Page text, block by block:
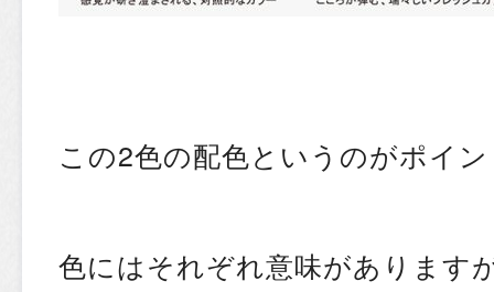
この2色の配色というのがポイ
色にはそれぞれ意味があります